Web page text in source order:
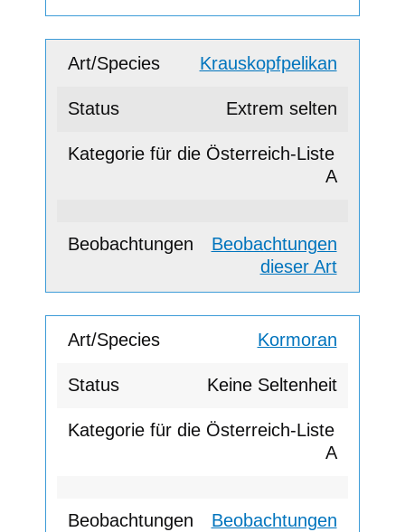
Krauskopfpelikan
Extrem selten
A
Beobachtungen
dieser Art
Kormoran
Keine Seltenheit
A
Beobachtungen